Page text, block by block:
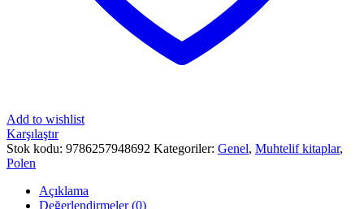
Add to wishlist
Karşılaştır
Stok kodu: 9786257948692 Kategoriler: Genel, Muhtelif kitaplar,
Polen
Açıklama
Değerlendirmeler (0)